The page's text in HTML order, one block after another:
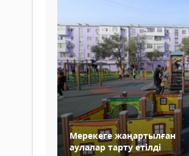
Мерекеге жаңартылған
аулалар тарту етілді